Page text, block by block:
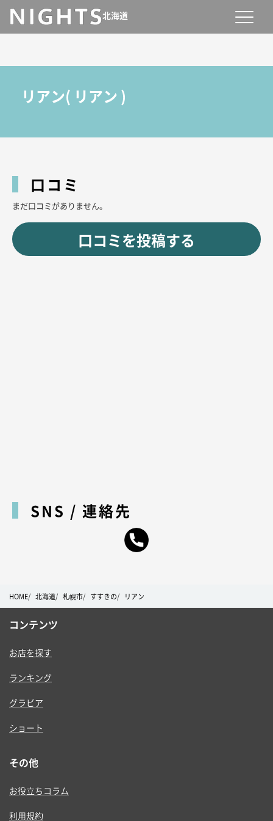
北海道
リアン( リアン )
口コミ
まだ口コミがありません。
口コミを投稿する
SNS / 連絡先
HOME 北海道 札幌市 すすきの リアン
コンテンツ
お店を探す
ランキング
グラビア
ショート
その他
お役立ちコラム
利用規約